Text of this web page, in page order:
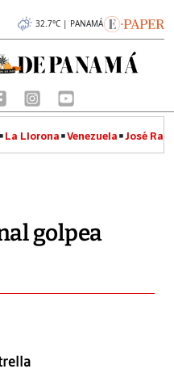
32.7°C | PANAMÁ
La Llorona Venezuela José
golpea